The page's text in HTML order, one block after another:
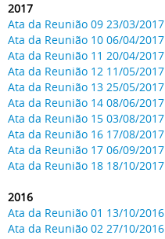
2017
Ata da Reunião 09 23/03/2017
Ata da Reunião 10 06/04/2017
Ata da Reunião 11 20/04/2017
Ata da Reunião 12 11/05/2017
Ata da Reunião 13 25/05/2017
Ata da Reunião 14 08/06/2017
Ata da Reunião 15 03/08/2017
Ata da Reunião 16 17/08/2017
Ata da Reunião 17 06/09/2017
Ata da Reunião 18 18/10/2017
2016
Ata da Reunião 01 13/10/2016
Ata da Reunião 02 27/10/2016